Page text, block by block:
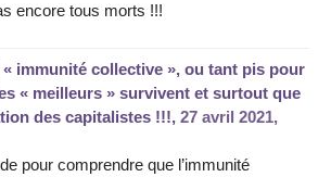
encore tous morts !!!
« immunité collective », ou tant pis pour
« meilleurs » survivent et surtout que
des capitalistes !!!, 27 avril 2021,
pour comprendre que l’immunité